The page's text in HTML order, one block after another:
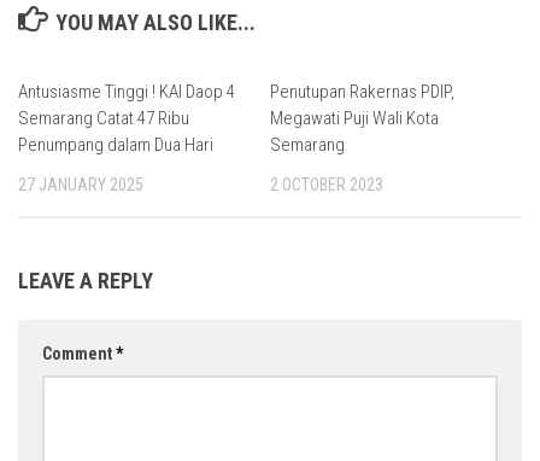
YOU MAY ALSO LIKE...
Antusiasme Tinggi ! KAI Daop 4
Semarang Catat 47 Ribu
Penumpang dalam Dua Hari
27 JANUARY 2025
Penutupan Rakernas PDIP,
Megawati Puji Wali Kota
Semarang
2 OCTOBER 2023
LEAVE A REPLY
Comment*